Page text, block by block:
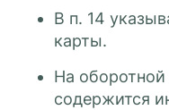
В п. 14
карты.
На оборотной
содержится